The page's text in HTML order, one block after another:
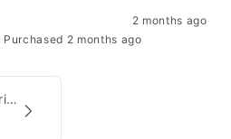
2 months ago
Purchased 2 months ago
Robe "Showgirls" Christian Dior par John Galliano Été 2003